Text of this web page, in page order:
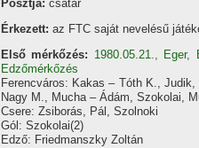
Posztja: csatár
Érkezett: az FTC saját nevelésű
Első mérkőzés: 1980.05.21., Eger,
Edzőmérkőzés
Ferencváros: Kakas – Tóth K.,
Nagy M., Mucha – Ádám, Szokolai,
Csere: Zsiborás, Pál, Szolnoki
Gól: Szokolai(2)
Edző: Friedmanszky Zoltán